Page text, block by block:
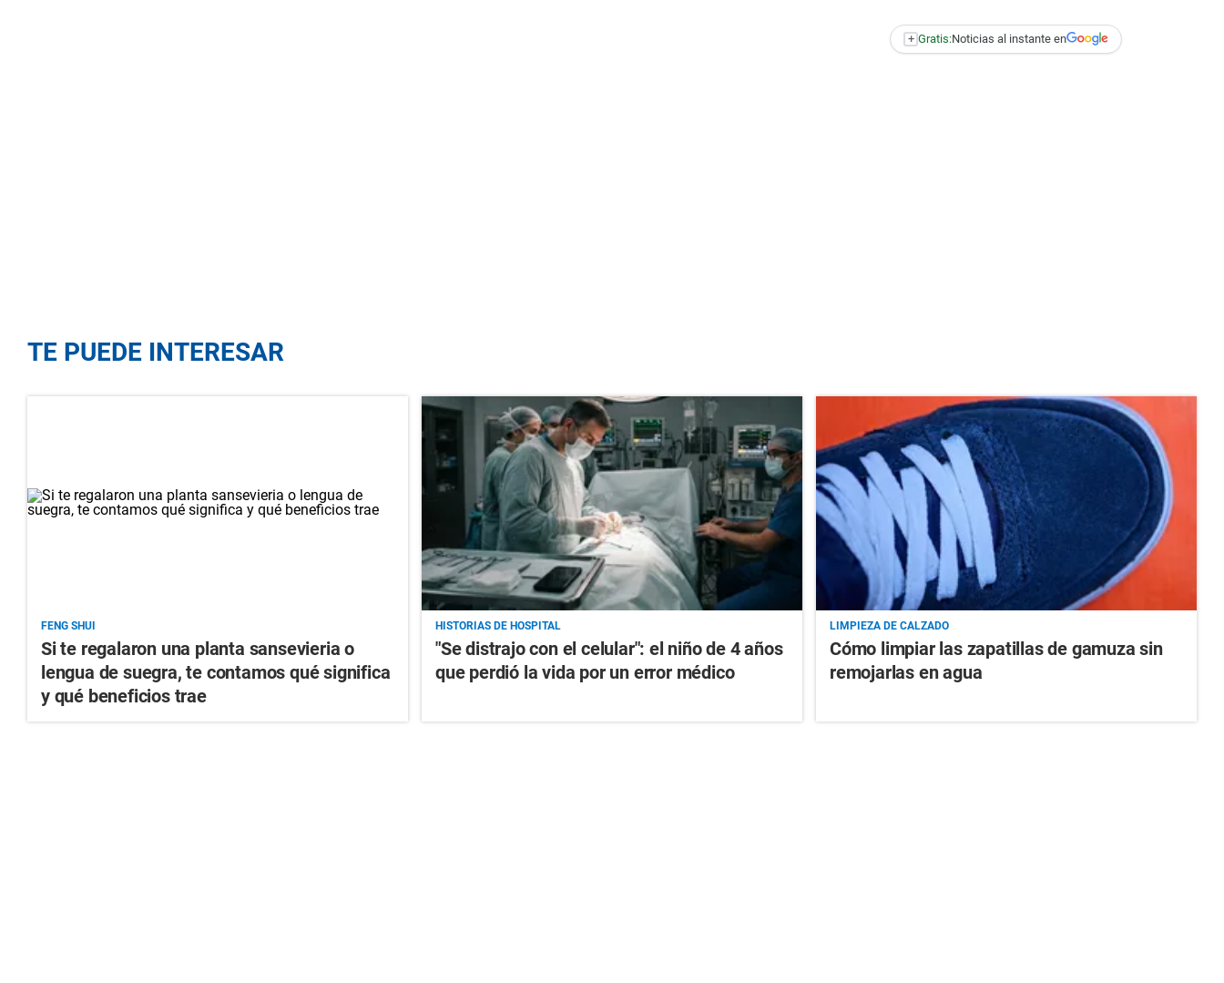
+ Gratis:Noticias al instante en
TE PUEDE INTERESAR
FENG SHUI
Si te regalaron una planta sansevieria o
lengua de suegra, te contamos qué significa
y qué beneficios trae
HISTORIAS DE HOSPITAL
"Se distrajo con el celular": el niño de 4 años
que perdió la vida por un error médico
LIMPIEZA DE CALZADO
Cómo limpiar las zapatillas de gamuza sin
remojarlas en agua